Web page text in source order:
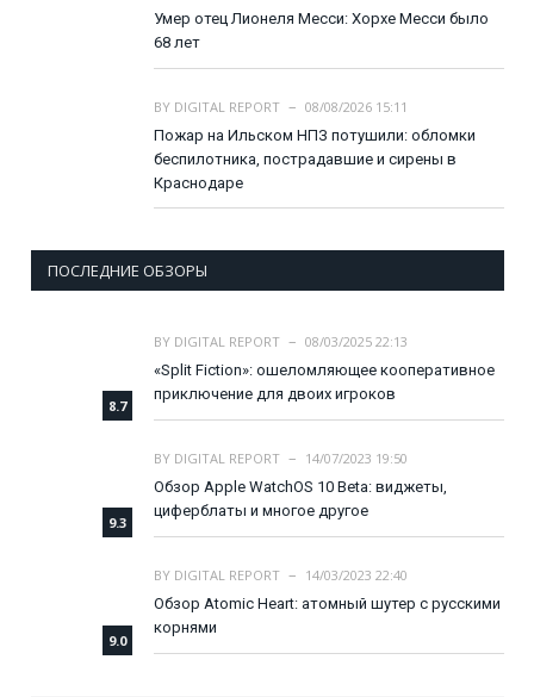
Умер отец Лионеля Месси: Хорхе Месси было
68 лет
BY DIGITAL REPORT
08/08/2026 15:11
Пожар на Ильском НПЗ потушили: обломки
беспилотника, пострадавшие и сирены в
Краснодаре
ПОСЛЕДНИЕ ОБЗОРЫ
8.7
BY DIGITAL REPORT
08/03/2025 22:13
«Split Fiction»: ошеломляющее кооперативное
приключение для двоих игроков
9.3
BY DIGITAL REPORT
14/07/2023 19:50
Обзор Apple WatchOS 10 Beta: виджеты,
циферблаты и многое другое
9.0
BY DIGITAL REPORT
14/03/2023 22:40
Обзор Atomic Heart: атомный шутер с русскими
корнями